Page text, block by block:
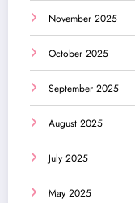
November 2025
October 2025
September 2025
August 2025
July 2025
May 2025